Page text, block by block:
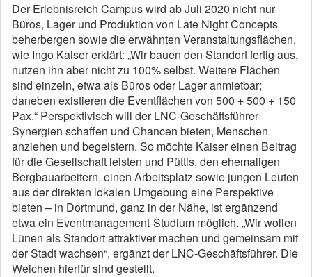
Der Erlebnisreich Campus wird ab Juli 2020 nicht nur
Büros, Lager und Produktion von Late Night Concepts
beherbergen sowie die erwähnten Veranstaltungsflächen,
wie Ingo Kaiser erklärt: „Wir bauen den Standort fertig aus,
nutzen ihn aber nicht zu 100% selbst. Weitere Flächen
sind einzeln, etwa als Büros oder Lager anmietbar;
daneben existieren die Eventflächen von 500 + 500 + 150
Pax.“ Perspektivisch will der LNC-Geschäftsführer
Synergien schaffen und Chancen bieten, Menschen
anziehen und begeistern. So möchte Kaiser einen Beitrag
für die Gesellschaft leisten und Püttis, den ehemaligen
Bergbauarbeitern, einen Arbeitsplatz sowie jungen Leuten
aus der direkten lokalen Umgebung eine Perspektive
bieten – in Dortmund, ganz in der Nähe, ist ergänzend
etwa ein Eventmanagement-Studium möglich. „Wir wollen
Lünen als Standort attraktiver machen und gemeinsam mit
der Stadt wachsen“, ergänzt der LNC-Geschäftsführer. Die
Weichen hierfür sind gestellt.